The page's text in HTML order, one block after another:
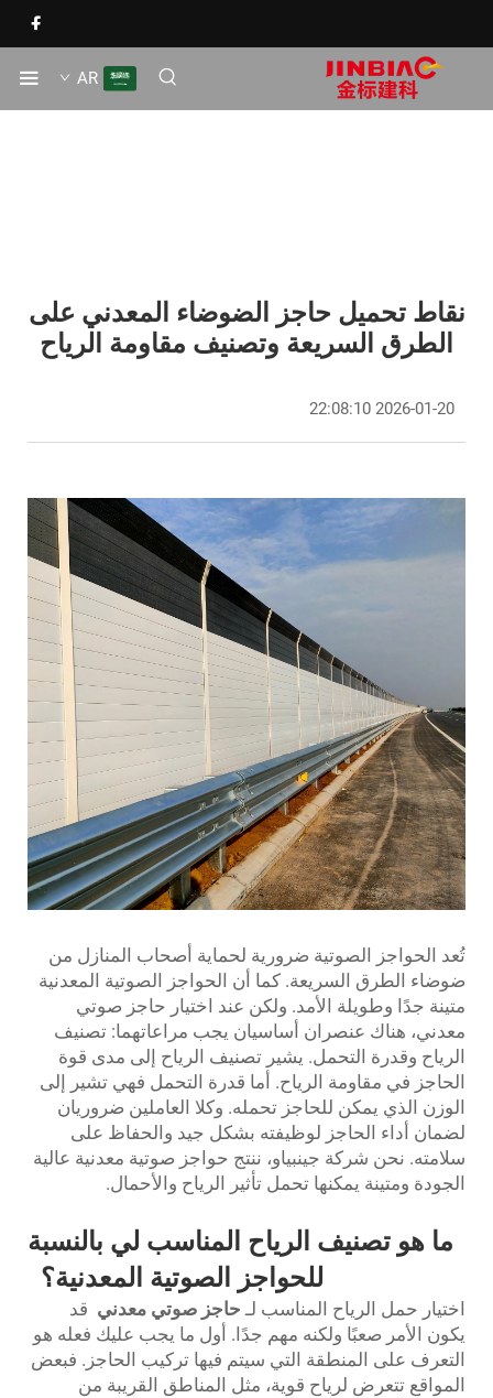
AR
نقاط تحميل حاجز الضوضاء المعدني على
الطرق السريعة وتصنيف مقاومة الرياح
2026-01-20 22:08:10
تُعد الحواجز الصوتية ضرورية لحماية أصحاب المنازل من
ضوضاء الطرق السريعة. كما أن الحواجز الصوتية المعدنية
متينة جدًا وطويلة الأمد. ولكن عند اختيار حاجز صوتي
معدني، هناك عنصران أساسيان يجب مراعاتهما: تصنيف
الرياح وقدرة التحمل. يشير تصنيف الرياح إلى مدى قوة
الحاجز في مقاومة الرياح. أما قدرة التحمل فهي تشير إلى
الوزن الذي يمكن للحاجز تحمله. وكلا العاملين ضروريان
لضمان أداء الحاجز لوظيفته بشكل جيد والحفاظ على
سلامته. نحن شركة جينبياو، ننتج حواجز صوتية معدنية عالية
الجودة ومتينة يمكنها تحمل تأثير الرياح والأحمال.
ما هو تصنيف الرياح المناسب لي بالنسبة
للحواجز الصوتية المعدنية؟
اختيار حمل الرياح المناسب لـحاجز صوتي معدني قد
يكون الأمر صعبًا ولكنه مهم جدًا. أول ما يجب عليك فعله هو
التعرف على المنطقة التي سيتم فيها تركيب الحاجز. فبعض
المواقع تتعرض لرياح قوية، مثل المناطق القريبة من